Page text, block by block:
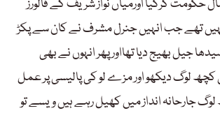
ضیاءالحق 11سال حکومت کرگیا اورمیاں نواز شریف کے فالورز
تھے جب انہیں جنرل مشرف نے کان سے پکڑ
جیل بھیج دیا تھااور پھر انہوں نے بھی
کچھ لوگ دیکھو اور مزے لو کی پالیسی پر عمل
جارحانہ انداز میں کھیل رہے ہیں ویسے تو